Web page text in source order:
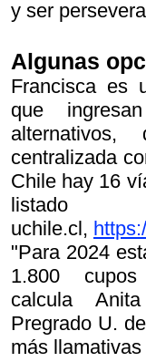
y ser
Algunas
Francisca es
que
centralizada
Chile hay 16
uchile.cl,
"Para 2024
1.800
calcula
Pregrado U.
más